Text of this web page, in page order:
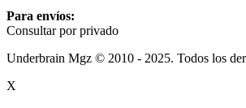
Para envíos:
Consultar por privado
Underbrain Mgz © 2010 - 2025. Todos los
X